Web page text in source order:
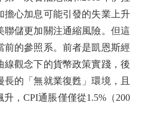
擔心加息可能引發的失業上升
聯儲更加關注通縮風險。但這
前的參照系。前者是凱恩斯經
線觀念下的貨幣政策實踐，後
的「無就業復甦」環境，且
，CPI通脹僅僅從1.5%（200